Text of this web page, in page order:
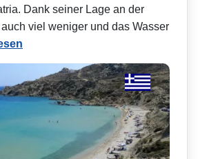
Dank seiner Lage an der
viel weniger und das Wasser